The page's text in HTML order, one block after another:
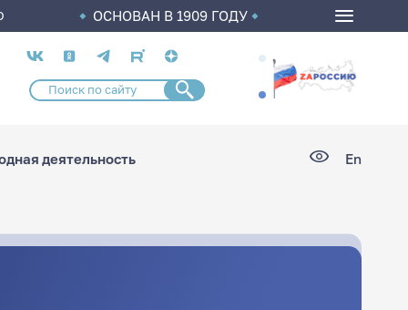
ОСНОВАН В 1909 ГОДУ
Социальные
сети
деятельность En